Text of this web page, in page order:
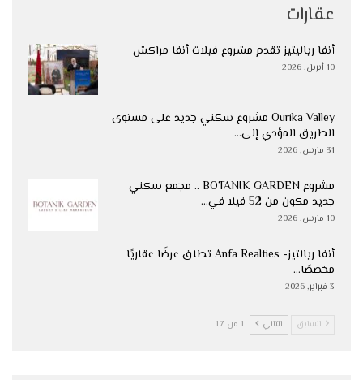
عقارات
أنفا رياليتيز تقدم مشروع فيلات أنفا مراكش
10 أبريل, 2026
Ourika Valley مشروع سكني جديد على مستوى
الطريق المؤدي إلى…
31 مارس, 2026
مشروع BOTANIK GARDEN .. مجمع سكني
جديد مكون من 52 فيلا في…
10 مارس, 2026
أنفا ريالتيز- Anfa Realties تطلق عرضًا عقاريًا
مخصصًا…
3 فبراير, 2026
السابق التالي 1 من 17